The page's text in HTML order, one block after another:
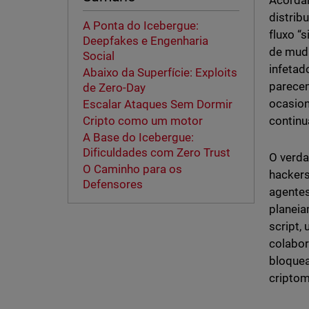
A Ponta do Icebergue:
Deepfakes e Engenharia
Social
Abaixo da Superfície: Exploits
de Zero-Day
Escalar Ataques Sem Dormir
Cripto como um motor
A Base do Icebergue:
Dificuldades com Zero Trust
O Caminho para os
Defensores
fluxo
de
O
script,